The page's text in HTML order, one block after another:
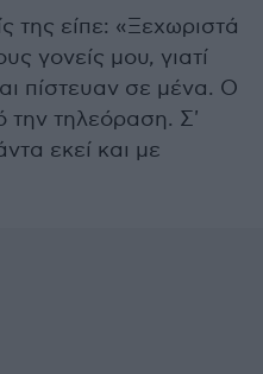
της είπε: «Ξεχωριστά
γονείς μου, γιατί
πίστευαν σε μένα. Ο
την τηλεόραση. Σ'
εκεί και με